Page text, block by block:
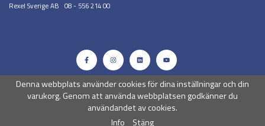
Rexel Sverige AB 08 - 556 214 00
Drift & produktion:Wikinggruppen
Denna webbplats använder cookies för dina inställningar och din
varukorg. Genom att använda webbplatsen godkänner du
användandet av cookies.
Info
Stäng